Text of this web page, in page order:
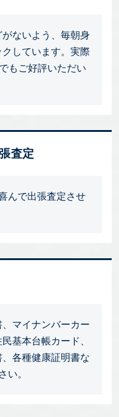
ないよう、毎朝身
しています。実際
もご好評いただい
査定
んで出張査定させ
マイナンバーカー
基本台帳カード、
各種健康証明書な
い。